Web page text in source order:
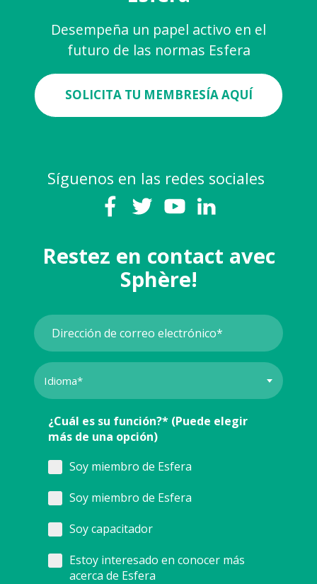
Desempeña un papel activo en el
futuro de las normas Esfera
SOLICITA TU MEMBRESÍA AQUÍ
Síguenos en las redes sociales
Restez en contact avec
Sphère!
¿Cuál es su función?* (Puede elegir
más de una opción)
Soy miembro de Esfera
Soy miembro de Esfera
Soy capacitador
Estoy interesado en conocer más
acerca de Esfera